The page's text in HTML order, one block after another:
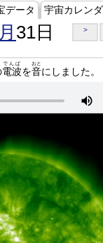
データ 宇宙カレン
31日 >
電波
でんぱ
を音
おと
にしました。